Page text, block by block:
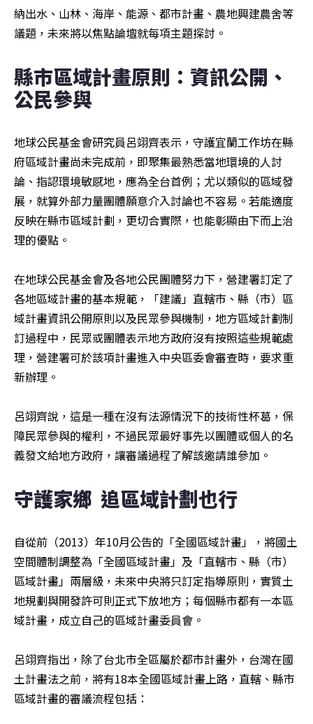
納出水、山林、海岸、能源、都市計畫、農地興建農舍等
議題，未來將以焦點論壇就每項主題探討。
縣市區域計畫原則：資訊公開、
公民參與
地球公民基金會研究員呂翊齊表示，守護宜蘭工作坊在縣
府區域計畫尚未完成前，即聚集最熟悉當地環境的人討
論、指認環境敏感地，應為全台首例；尤以類似的區域發
展，就算外部力量團體願意介入討論也不容易。若能適度
反映在縣市區域計劃，更切合實際，也能彰顯由下而上治
理的優點。
在地球公民基金會及各地公民團體努力下，營建署訂定了
各地區域計畫的基本規範，「建議」直轄市、縣（市）區
域計畫資訊公開原則以及民眾參與機制，地方區域計劃制
訂過程中，民眾或團體表示地方政府沒有按照這些規範處
理，營建署可於該項計畫進入中央區委會審查時，要求重
新辦理。
呂翊齊說，這是一種在沒有法源情況下的技術性杯葛，保
障民眾參與的權利，不過民眾最好事先以團體或個人的名
義發文給地方政府，讓審議過程了解該邀請誰參加。
守護家鄉  追區域計劃也行
自從前（2013）年10月公告的「全國區域計畫」，將國土
空間體制調整為「全國區域計畫」及「直轄市、縣（市）
區域計畫」兩層級，未來中央將只訂定指導原則，實質土
地規劃與開發許可則正式下放地方；每個縣市都有一本區
域計畫，成立自己的區域計畫委員會。
呂翊齊指出，除了台北市全區屬於都市計畫外，台灣在國
土計畫法之前，將有18本全國區域計畫上路，直轄、縣市
區域計畫的審議流程包括：